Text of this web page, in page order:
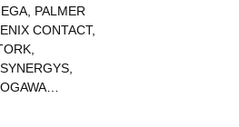
PALMER
CONTACT,
SYNERGYS